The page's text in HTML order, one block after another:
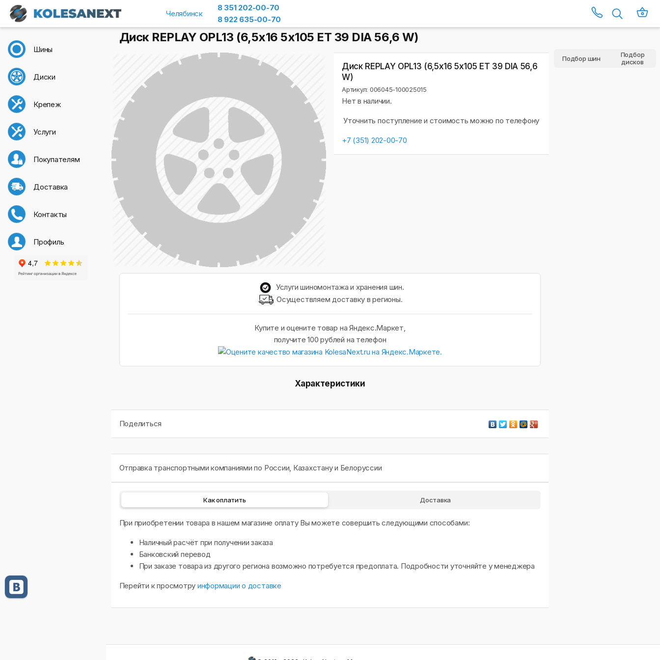
Челябинск
8 351 202-00-70
8 922 635-00-70
Шины
Диски
Крепеж
Услуги
Покупателям
Доставка
Контакты
Профиль
Диск REPLAY OPL13 (6,5х16 5x105 ET 39 DIA 56,6 W)
Диск REPLAY OPL13 (6,5х16 5x105 ET 39 DIA 56,6
W)
Артикул: 006045-100025015
Нет в наличии.
Уточнить поступление и стоимость можно по телефону
+7 (351) 202-00-70
Услуги шиномонтажа и хранения шин.
Осуществляем доставку в регионы.
Купите и оцените товар на Яндекс.Маркет,
получите 100 рублей на телефон
Характеристики
Поделиться
Отправка транспортными компаниями по России, Казахстану и Белоруссии
Как оплатить Доставка
При приобретении товара в нашем магазине оплату Вы можете совершить следующими способами:
Наличный расчёт при получении заказа
Банковский перевод
При заказе товара из другого региона возможно потребуется предоплата. Подробности уточняйте у менеджера
Перейти к просмотру информации о доставке
Подбор шин
Подбор
дисков